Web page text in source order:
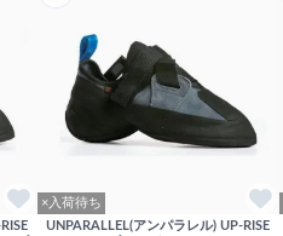
×入荷待ち
UNPARALLEL(アンパラレル) UP-RISE